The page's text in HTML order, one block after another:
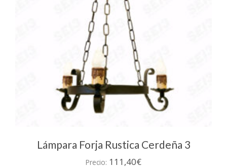
Lámpara Forja Rustica Cerdeña 3
Precio: 111,40€